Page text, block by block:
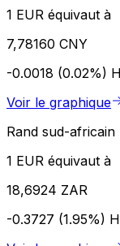
1 EUR équivaut à
7,78160 CNY
-0.0018 (0.02%)
Voir le graphique
Rand sud-africain
1 EUR équivaut à
18,6924 ZAR
-0.3727 (1.95%)